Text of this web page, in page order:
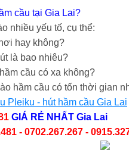
cầu tại Gia Lai?
nhiều yếu tố, cụ thể:
hay không?
là bao nhiêu?
cầu có xa không?
hầm cầu có tốn thời gian
Pleiku - hút hầm cầu Gia Lai
GIÁ RẺ NHẤT Gia Lai
- 0702.267.267 -